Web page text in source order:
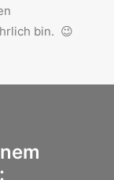
bin. 😉